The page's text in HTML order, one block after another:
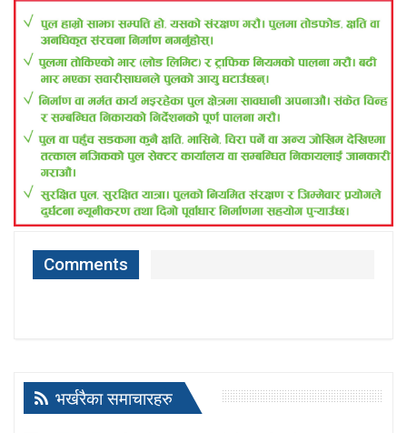
Comments
भर्खरैका समाचारहरु